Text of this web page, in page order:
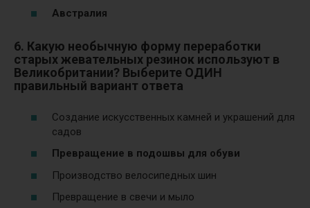
Австралия
6. Какую необычную форму переработки
старых жевательных резинок используют в
Великобритании? Выберите ОДИН
правильный вариант ответа
Создание искусственных камней и украшений для
садов
Превращение в подошвы для обуви
Производство велосипедных шин
Превращение в свечи и мыло